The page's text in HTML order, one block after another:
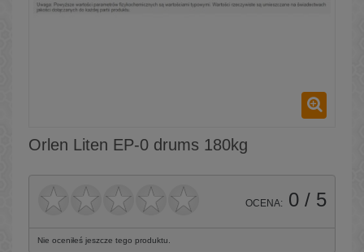
Orlen Liten EP-0 drums 180kg
OCENA: 0 / 5
Nie oceniłeś jeszcze tego produktu.